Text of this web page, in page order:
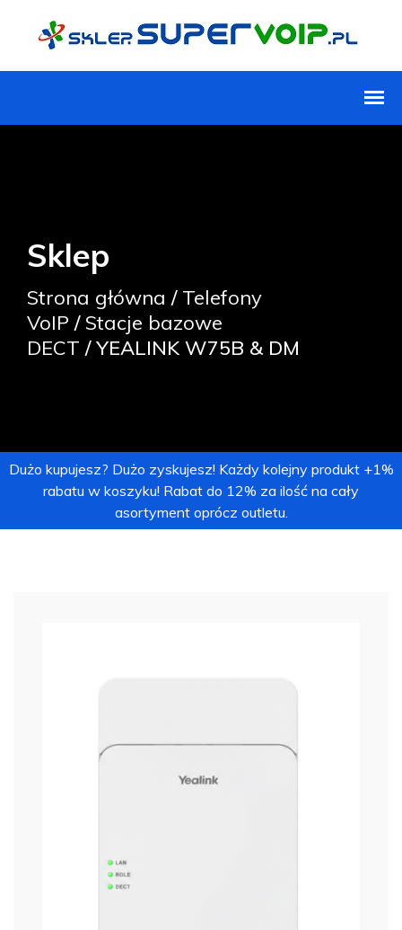
Sklep
Strona główna / Telefony
VoIP / Stacje bazowe
DECT / YEALINK W75B & DM
Dużo kupujesz? Dużo zyskujesz! Każdy kolejny produkt +1%
rabatu w koszyku! Rabat do 12% za ilość na cały
asortyment oprócz outletu.